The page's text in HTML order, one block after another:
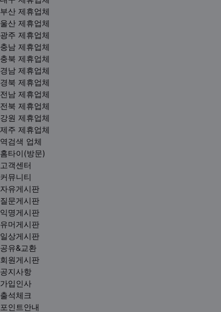
부산 제휴업체
울산 제휴업체
광주 제휴업체
충남 제휴업체
충북 제휴업체
경남 제휴업체
경북 제휴업체
전남 제휴업체
전북 제휴업체
강원 제휴업체
제주 제휴업체
역검색 업체
홈타이(방문)
고객센터
커뮤니티
자유게시판
질문게시판
익명게시판
유머게시판
일상게시판
공유&교환
회원게시판
공지사항
가입인사
출석체크
포인트안내